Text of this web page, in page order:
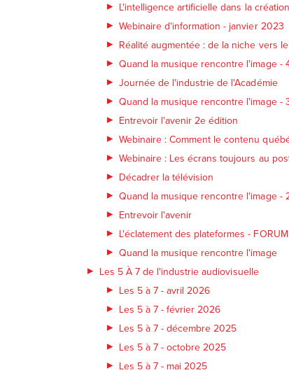
L'intelligence artificielle dans la
Webinaire d'information - janvier 2023
Réalité augmentée : de la niche vers
Quand la musique rencontre l'image -
Journée de l'industrie de l'Académie
Quand la musique rencontre l'image -
Entrevoir l'avenir 2e édition
Webinaire : Comment le contenu
Webinaire : Les écrans toujours au
Décadrer la télévision
Quand la musique rencontre l'image -
Entrevoir l'avenir
L'éclatement des plateformes -
Quand la musique rencontre l'image
Les 5 À 7 de l'industrie audiovisuelle
Les 5 à 7 - avril 2026
Les 5 à 7 - février 2026
Les 5 à 7 - décembre 2025
Les 5 à 7 - octobre 2025
Les 5 à 7 - mai 2025